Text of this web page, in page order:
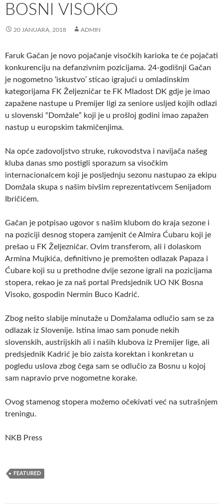
BOSNI VISOKO
20 JANUARA, 2018 ADMIN
Faruk Gačan je novo pojačanje visočkih karioka te će pojačati
konkurenciju na defanzivnim pozicijama. 24-godišnji Gačan
je nogometno ‘iskustvo’ sticao igrajući u omladinskim
kategorijama FK Željezničar te FK Mladost DK gdje je imao
zapažene nastupe u Premijer ligi za seniore usljed kojih odlazi
u slovenski “Domžale” koji je u prošloj godini imao zapažen
nastup u europskim takmičenjima.
Na opće zadovoljstvo struke, rukovodstva i navijača našeg
kluba danas smo postigli sporazum sa visočkim
internacionalcem koji je posljednju sezonu nastupao za ekipu
Domžala skupa s našim bivšim reprezentativcem Senijadom
Ibričićem.
Gačan je potpisao ugovor s našim klubom do kraja sezone i
na poziciji desnog stopera zamjenit će Almira Ćubaru koji je
prešao u FK Željezničar. Ovim transferom, ali i dolaskom
Armina Mujkića, definitivno je premošten odlazak Papaza i
Ćubare koji su u prethodne dvije sezone igrali na pozicijama
stopera, rekao je za naš portal Predsjednik UO NK Bosna
Visoko, gospodin Nermin Buco Kadrić.
Zbog nešto slabije minutaže u Domžalama odlučio sam se za
odlazak iz Slovenije. Istina imao sam ponude nekih
slovenskih, austrijskih ali i naših klubova iz Premijer lige, ali
predsjednik Kadrić je bio zaista korektan i konkretan u
pogledu uslova zbog čega sam se odlučio za Bosnu u kojoj
sam napravio prve nogometne korake.
Ovog stamenog stopera možemo očekivati već na sutrašnjem
treningu.
NKB Press
FEATURED